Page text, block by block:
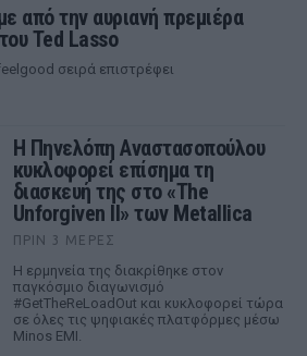
από την αυριανή πρεμιέρα
Ted Lasso
σειρά επιστρέφει
Η Πηνελόπη Αναστασοπούλου
κυκλοφορεί επίσημα τη
διασκευή της στο «The
Unforgiven II» των Metallica
ΠΡΙΝ 3 ΜΈΡΕΣ
Η ερμηνεία της διακρίθηκε στον
παγκόσμιο διαγωνισμό
#GetTheReLoadOut και κυκλοφορεί τώρα
σε όλες τις ψηφιακές πλατφόρμες μέσω
Minos EMI.